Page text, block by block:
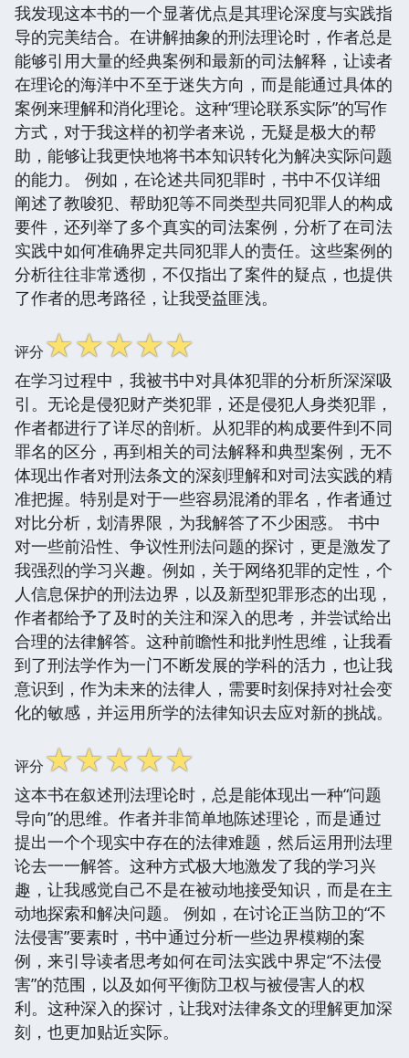
我发现这本书的一个显著优点是其理论深度与实践指
导的完美结合。在讲解抽象的刑法理论时，作者总是
能够引用大量的经典案例和最新的司法解释，让读者
在理论的海洋中不至于迷失方向，而是能通过具体的
案例来理解和消化理论。这种“理论联系实际”的写作
方式，对于我这样的初学者来说，无疑是极大的帮
助，能够让我更快地将书本知识转化为解决实际问题
的能力。 例如，在论述共同犯罪时，书中不仅详细
阐述了教唆犯、帮助犯等不同类型共同犯罪人的构成
要件，还列举了多个真实的司法案例，分析了在司法
实践中如何准确界定共同犯罪人的责任。这些案例的
分析往往非常透彻，不仅指出了案件的疑点，也提供
了作者的思考路径，让我受益匪浅。
评分☆☆☆☆☆
在学习过程中，我被书中对具体犯罪的分析所深深吸
引。无论是侵犯财产类犯罪，还是侵犯人身类犯罪，
作者都进行了详尽的剖析。从犯罪的构成要件到不同
罪名的区分，再到相关的司法解释和典型案例，无不
体现出作者对刑法条文的深刻理解和对司法实践的精
准把握。特别是对于一些容易混淆的罪名，作者通过
对比分析，划清界限，为我解答了不少困惑。 书中
对一些前沿性、争议性刑法问题的探讨，更是激发了
我强烈的学习兴趣。例如，关于网络犯罪的定性，个
人信息保护的刑法边界，以及新型犯罪形态的出现，
作者都给予了及时的关注和深入的思考，并尝试给出
合理的法律解答。这种前瞻性和批判性思维，让我看
到了刑法学作为一门不断发展的学科的活力，也让我
意识到，作为未来的法律人，需要时刻保持对社会变
化的敏感，并运用所学的法律知识去应对新的挑战。
评分☆☆☆☆☆
这本书在叙述刑法理论时，总是能体现出一种“问题
导向”的思维。作者并非简单地陈述理论，而是通过
提出一个个现实中存在的法律难题，然后运用刑法理
论去一一解答。这种方式极大地激发了我的学习兴
趣，让我感觉自己不是在被动地接受知识，而是在主
动地探索和解决问题。 例如，在讨论正当防卫的“不
法侵害”要素时，书中通过分析一些边界模糊的案
例，来引导读者思考如何在司法实践中界定“不法侵
害”的范围，以及如何平衡防卫权与被侵害人的权
利。这种深入的探讨，让我对法律条文的理解更加深
刻，也更加贴近实际。